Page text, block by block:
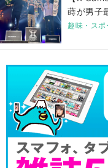
蒔が男子
趣味・スポ